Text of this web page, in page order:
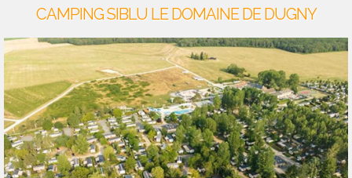
CAMPING SIBLU LE DOMAINE DE DUGNY